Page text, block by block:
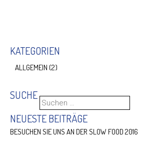
KATEGORIEN
ALLGEMEIN (2)
SUCHE Suchen
nach:
NEUESTE BEITRÄGE
BESUCHEN SIE UNS AN DER SLOW FOOD 2016